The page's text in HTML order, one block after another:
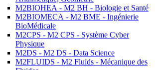
M2BIOHEA - M2 BH - Biologie et Santé
M2BIOMECA - M2 BME - Ingénierie
BioMédicale
M2CPS - M2 CPS - Système Cyber
Physique
M2DS - M2 DS - Data Science
M2FLUIDS - M2 Fluids - Mécanique des